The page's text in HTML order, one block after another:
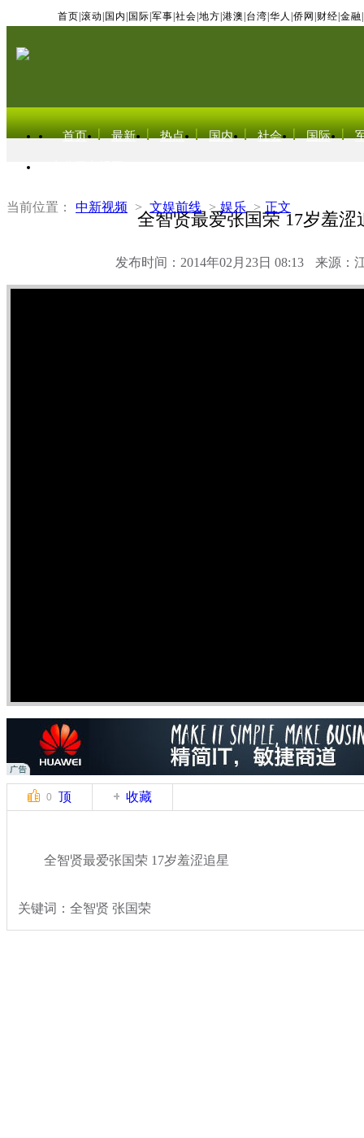
首页 滚动 国内 国际 军事 社会 地方 港澳 台湾 华人 侨网 财经 金融
首页 最新 热点 国内 社会 国际
当前位置： 中新视频 > 文娱前线 > 娱乐 > 正文
全智贤最爱张国荣 17岁羞涩
发布时间：2014年02月23日 08:13 来源：
0 顶 收藏
全智贤最爱张国荣 17岁羞涩追星
关键词：全智贤 张国荣